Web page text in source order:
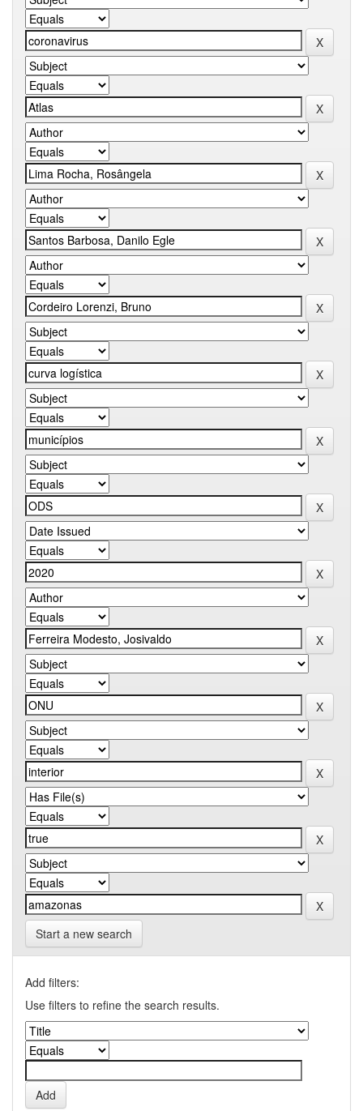
Start a new search
Add filters:
Use filters to refine the search results.